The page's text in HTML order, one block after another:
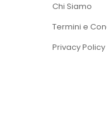
Chi Siamo
Termini e
Privacy Policy